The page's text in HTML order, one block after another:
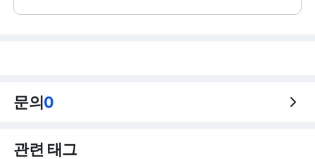
문의0
관련 태그